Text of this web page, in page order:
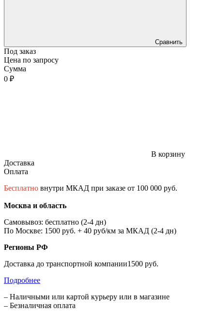
Сравнить
Под заказ
Цена по запросу
Сумма
0 ₽
В корзину
Доставка
Оплата
Бесплатно внутри МКАД при заказе от 100 000 руб.
Москва и область
Самовывоз: бесплатно (2-4 дн)
По Москве: 1500 руб. + 40 руб/км за МКАД (2-4 дн)
Регионы РФ
Доставка до транспортной компании1500 руб.
Подробнее
– Наличными или картой курьеру или в магазине
– Безналичная оплата